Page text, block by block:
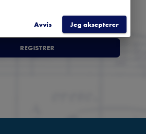
REGISTRER
Avvis Jeg aksepterer